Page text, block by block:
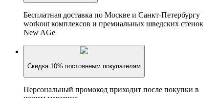
Бесплатная доставка по Москве и Санкт-Петербургу
workout комплексов и премиальных шведских стенок
New AGe
Скидка 10% постоянным покупателям
Персональный промокод приходит после покупки в